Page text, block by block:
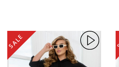
SALE